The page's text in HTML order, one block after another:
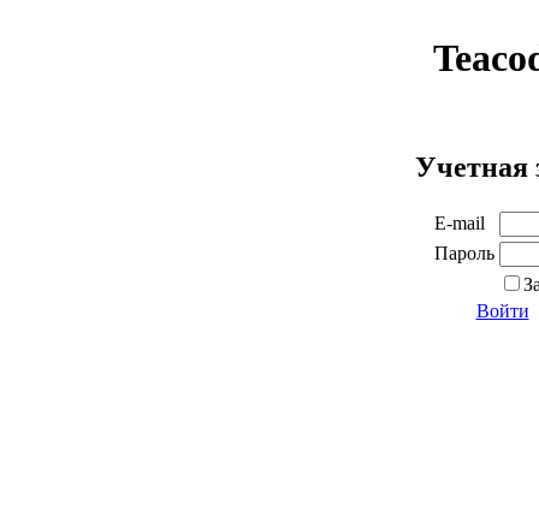
Учетная
E-mail
Пароль
Войти